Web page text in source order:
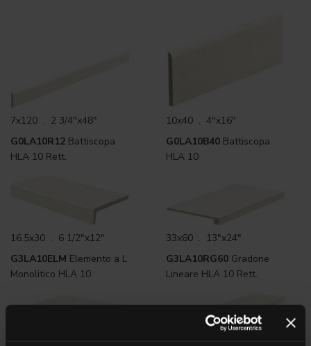
7x120 . 2 3/4"x48"
G0LA10R12 Battiscopa
HLA 10 Rett.
10x40 . 4"x16"
G0LA10B40 Battiscopa
HLA 10
16.5x30 . 6 1/2"x12"
G3LA10ELM Elemento a L
Monolitico HLA 10
33x60 . 13"x24"
G3LA10RG60 Gradone
Lineare HLA 10 Rett.